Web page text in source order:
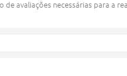
de avaliações necessárias para a